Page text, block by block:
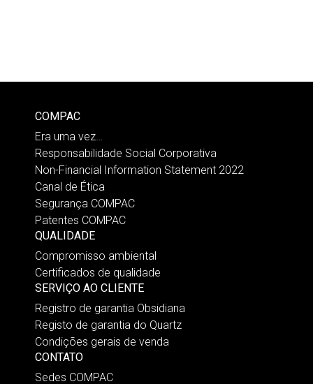
COMPAC
Era uma vez…
Responsabilidade Social Corporativa
Non-Financial Information Statement 2022
Canal de Ética
Segurança COMPAC
Patentes COMPAC
QUALIDADE
Compromisso ambiental
Certificados de qualidade
SERVIÇO AO CLIENTE
Registro de garantia Obsidiana
Registo de garantia do Quartz
Condições gerais de venda
CONTATO
Sedes COMPAC